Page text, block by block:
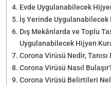
Evde Uygulanabilecek
İş Yerinde Uygulanabilecek
Dış Mekânlarda ve Toplu
Uygulanabilecek Hijyen
Corona Virüsü Nedir, Tanısı
Corona Virüsü Nasıl
Corona Virüsü Belirtileri